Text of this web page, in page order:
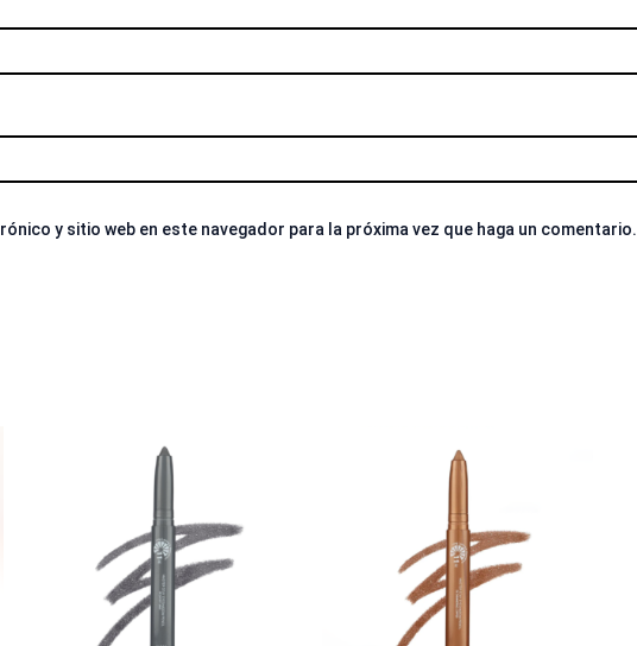
y sitio web en este navegador para la próxima vez que haga un comentario.